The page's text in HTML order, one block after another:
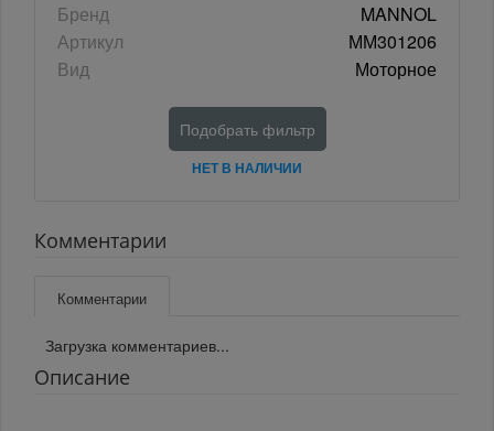
Бренд
MANNOL
Артикул
ММ301206
Вид
Моторное
Подобрать фильтр
НЕТ В НАЛИЧИИ
Комментарии
Комментарии
Загрузка комментариев...
Описание